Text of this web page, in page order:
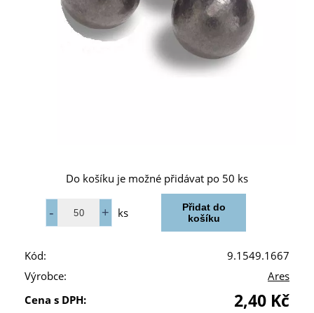
Do košíku je možné přidávat po 50 ks
ks
Kód:
9.1549.1667
Výrobce:
Ares
Cena s DPH:
2,40 Kč